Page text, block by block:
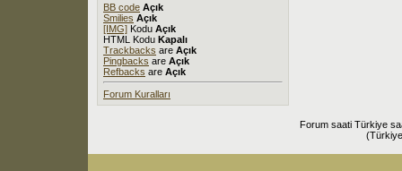
BB code Açık
Smilies Açık
[IMG] Kodu Açık
HTML Kodu Kapalı
Trackbacks are Açık
Pingbacks are Açık
Refbacks are Açık
Forum Kuralları
Forum saati Türkiye